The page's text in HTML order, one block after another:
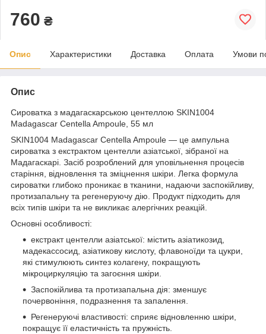
760 ₴
Опис Характеристики Доставка Оплата Умови
Опис
Сироватка з мадагаскарською центеллою SKIN1004
Madagascar Centella Ampoule, 55 мл
SKIN1004 Madagascar Centella Ampoule — це ампульна
сироватка з екстрактом центелли азіатської, зібраної на
Мадагаскарі. Засіб розроблений для уповільнення процесів
старіння, відновлення та зміцнення шкіри. Легка формула
сироватки глибоко проникає в тканини, надаючи заспокійливу,
протизапальну та регенеруючу дію. Продукт підходить для
всіх типів шкіри та не викликає алергічних реакцій.
Основні особливості:
екстракт центелли азіатської: містить азіатикозид,
мадекассосид, азіатикову кислоту, флавоноїди та цукри,
які стимулюють синтез колагену, покращують
мікроциркуляцію та загоєння шкіри.
Заспокійлива та протизапальна дія: зменшує
почервоніння, подразнення та запалення.
Регенеруючі властивості: сприяє відновленню шкіри,
покращує її еластичність та пружність.